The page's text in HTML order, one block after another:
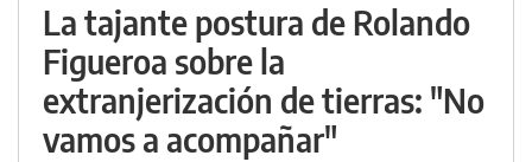
La tajante postura de Rolando
Figueroa sobre la
extranjerización de tierras: "No
vamos a acompañar"